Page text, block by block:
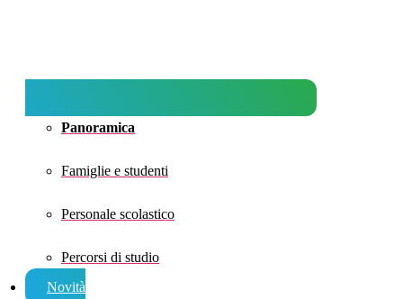
Panoramica
Famiglie e studenti
Personale scolastico
Percorsi di studio
Novità